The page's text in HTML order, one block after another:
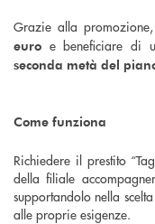
Grazie alla
euro e beneficiare di
seconda metà del
Come funziona
Richiedere il prestito
della filiale
supportandolo nella
alle proprie esigenze.